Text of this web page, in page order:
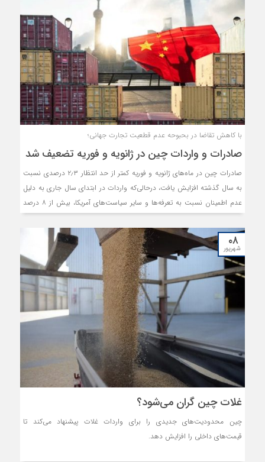
با کاهش تقاضا در بحبوحه عدم قطعیت تجارت جهانی؛
صادرات و واردات چین در ژانویه و فوریه تضعیف شد
صادرات چین در ماه‌های ژانویه و فوریه کمتر از حد انتظار ۲٫۳ درصدی نسبت
به سال گذشته افزایش یافت، درحالی‌که واردات در ابتدای سال جاری به دلیل
عدم اطمینان نسبت به تعرفه‌ها و سایر سیاست‌های آمریکا، بیش از ۸ درصد
کاهش یافت.
۰۸
شهریور
غلات چین گران می‌شود؟
چین محدودیت‌های جدیدی را برای واردات غلات پیشنهاد می‌کند تا
قیمت‌های داخلی را افزایش دهد.